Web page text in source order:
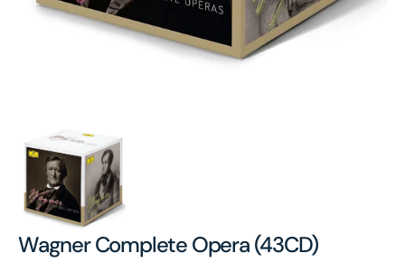
Wagner Complete Opera (43CD)
啟
第
1